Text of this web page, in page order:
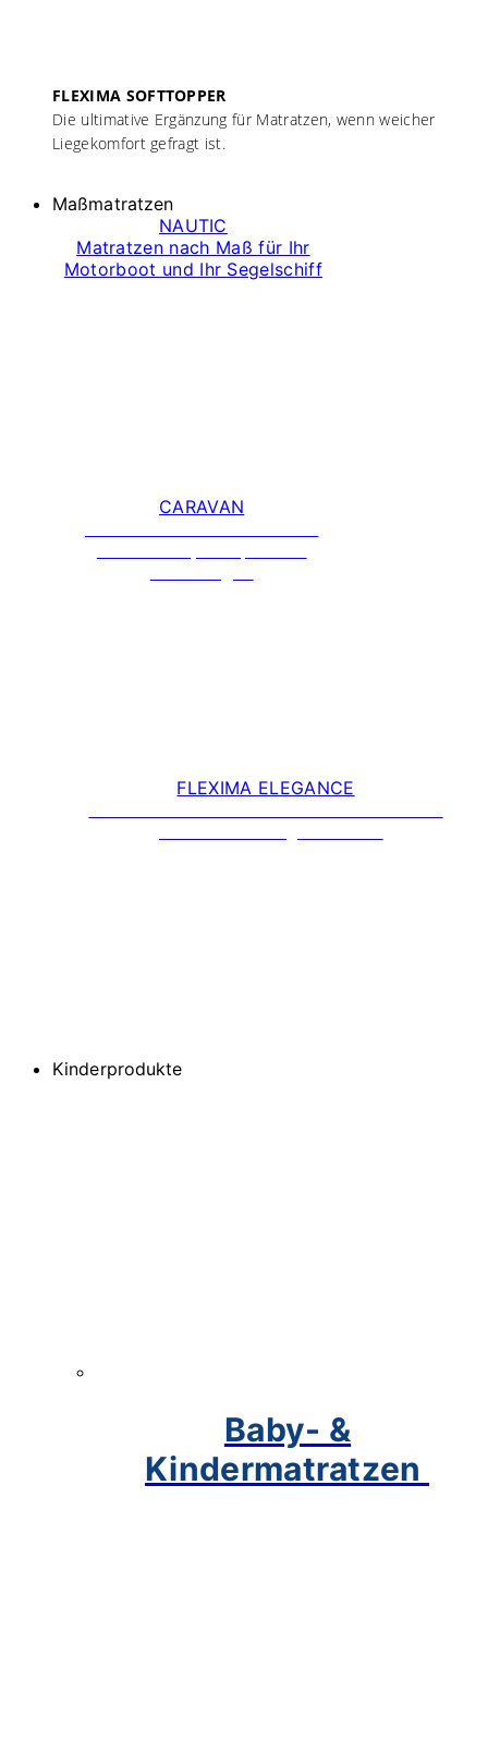
FLEXIMA SOFTTOPPER
Die ultimative Ergänzung für Matratzen, wenn weicher
Liegekomfort gefragt ist.
Maßmatratzen
NAUTIC
Matratzen nach Maß für Ihr
Motorboot und Ihr Segelschiff
CARAVAN
FLEXIMA ELEGANCE
Kinderprodukte
Baby- &
Kindermatratzen